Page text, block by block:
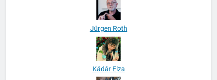
Jürgen Roth
Kádár Elza